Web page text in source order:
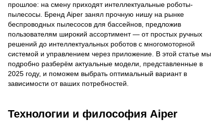
прошлое: на смену приходят интеллектуальные роботы-
пылесосы. Бренд Aiper занял прочную нишу на рынке
беспроводных пылесосов для бассейнов, предложив
пользователям широкий ассортимент — от простых ручных
решений до интеллектуальных роботов с многомоторной
системой и управлением через приложение. В этой статье мы
подробно разберём актуальные модели, представленные в
2025 году, и поможем выбрать оптимальный вариант в
зависимости от ваших потребностей.
Технологии и философия Aiper